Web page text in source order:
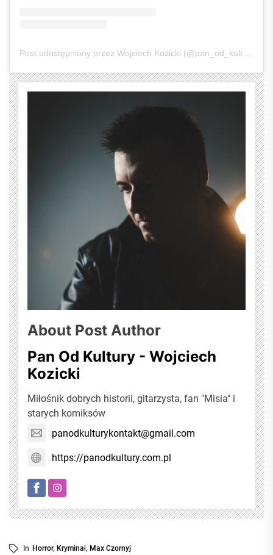
About Post Author
Pan Od Kultury - Wojciech
Kozicki
Miłośnik dobrych historii, gitarzysta, fan "Misia" i
starych komiksów
panodkulturykontakt@gmail.com
https://panodkultury.com.pl
In Horror, Kryminał, Max Czornyj